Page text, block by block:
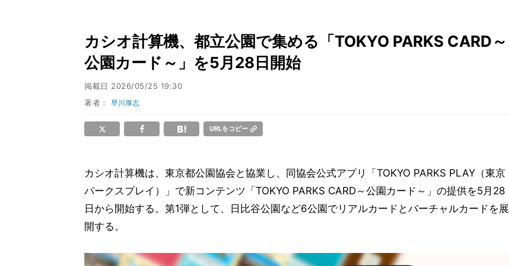
カシオ計算機、都立公園で集める「TOKYO PARKS CARD～
公園カード～」を5月28日開始
掲載日 2026/05/25 19:30
著者：早川厚志
URLをコピー
カシオ計算機は、東京都公園協会と協業し、同協会公式アプリ「TOKYO PARKS PLAY（東京
パークスプレイ）」で新コンテンツ「TOKYO PARKS CARD～公園カード～」の提供を5月28
日から開始する。第1弾として、日比谷公園など6公園でリアルカードとバーチャルカードを展
開する。